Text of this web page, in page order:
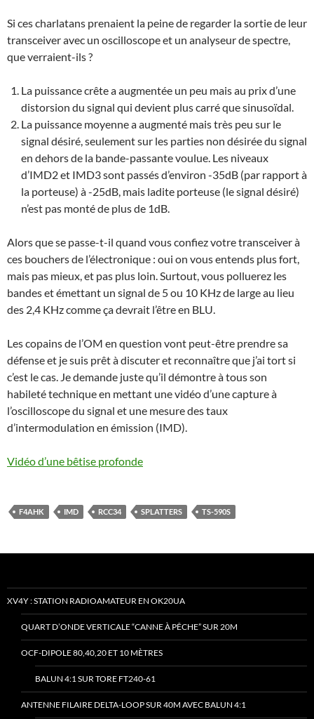
Si ces charlatans prenaient la peine de regarder la sortie de leur
transceiver avec un oscilloscope et un analyseur de spectre,
que verraient-ils ?
La puissance crête a augmentée un peu mais au prix d’une
distorsion du signal qui devient plus carré que sinusoïdal.
La puissance moyenne a augmenté mais très peu sur le
signal désiré, seulement sur les parties non désirée du signal
en dehors de la bande-passante voulue. Les niveaux
d’IMD2 et IMD3 sont passés d’environ -35dB (par rapport à
la porteuse) à -25dB, mais ladite porteuse (le signal désiré)
n’est pas monté de plus de 1dB.
Alors que se passe-t-il quand vous confiez votre transceiver à
ces bouchers de l’électronique : oui on vous entends plus fort,
mais pas mieux, et pas plus loin. Surtout, vous polluerez les
bandes et émettant un signal de 5 ou 10 KHz de large au lieu
des 2,4 KHz comme ça devrait l’être en BLU.
Les copains de l’OM en question vont peut-être prendre sa
défense et je suis prêt à discuter et reconnaître que j’ai tort si
c’est le cas. Je demande juste qu’il démontre à tous son
habileté technique en mettant une vidéo d’une capture à
l’oscilloscope du signal et une mesure des taux
d’intermodulation en émission (IMD).
Vidéo d’une bêtise profonde
F4AHK IMD RCC34 SPLATTERS TS-590S
XV4Y : STATION RADIOAMATEUR EN OK20UA
QUART D’ONDE VERTICALE “CANNE À PÊCHE” SUR 20M
OCF-DIPOLE 80,40,20 ET 10 MÈTRES
BALUN 4:1 SUR TORE FT240-61
ANTENNE FILAIRE DELTA-LOOP SUR 40M AVEC BALUN 4:1